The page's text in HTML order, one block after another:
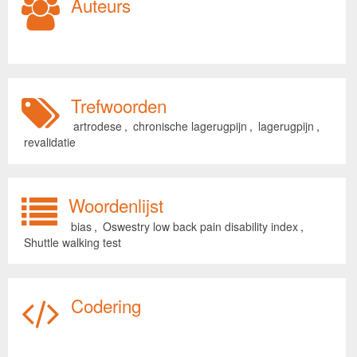
Trefwoorden
artrodese , chronische lagerugpijn , lagerugpijn ,
revalidatie
Woordenlijst
bias , Oswestry low back pain disability index ,
Shuttle walking test
Codering